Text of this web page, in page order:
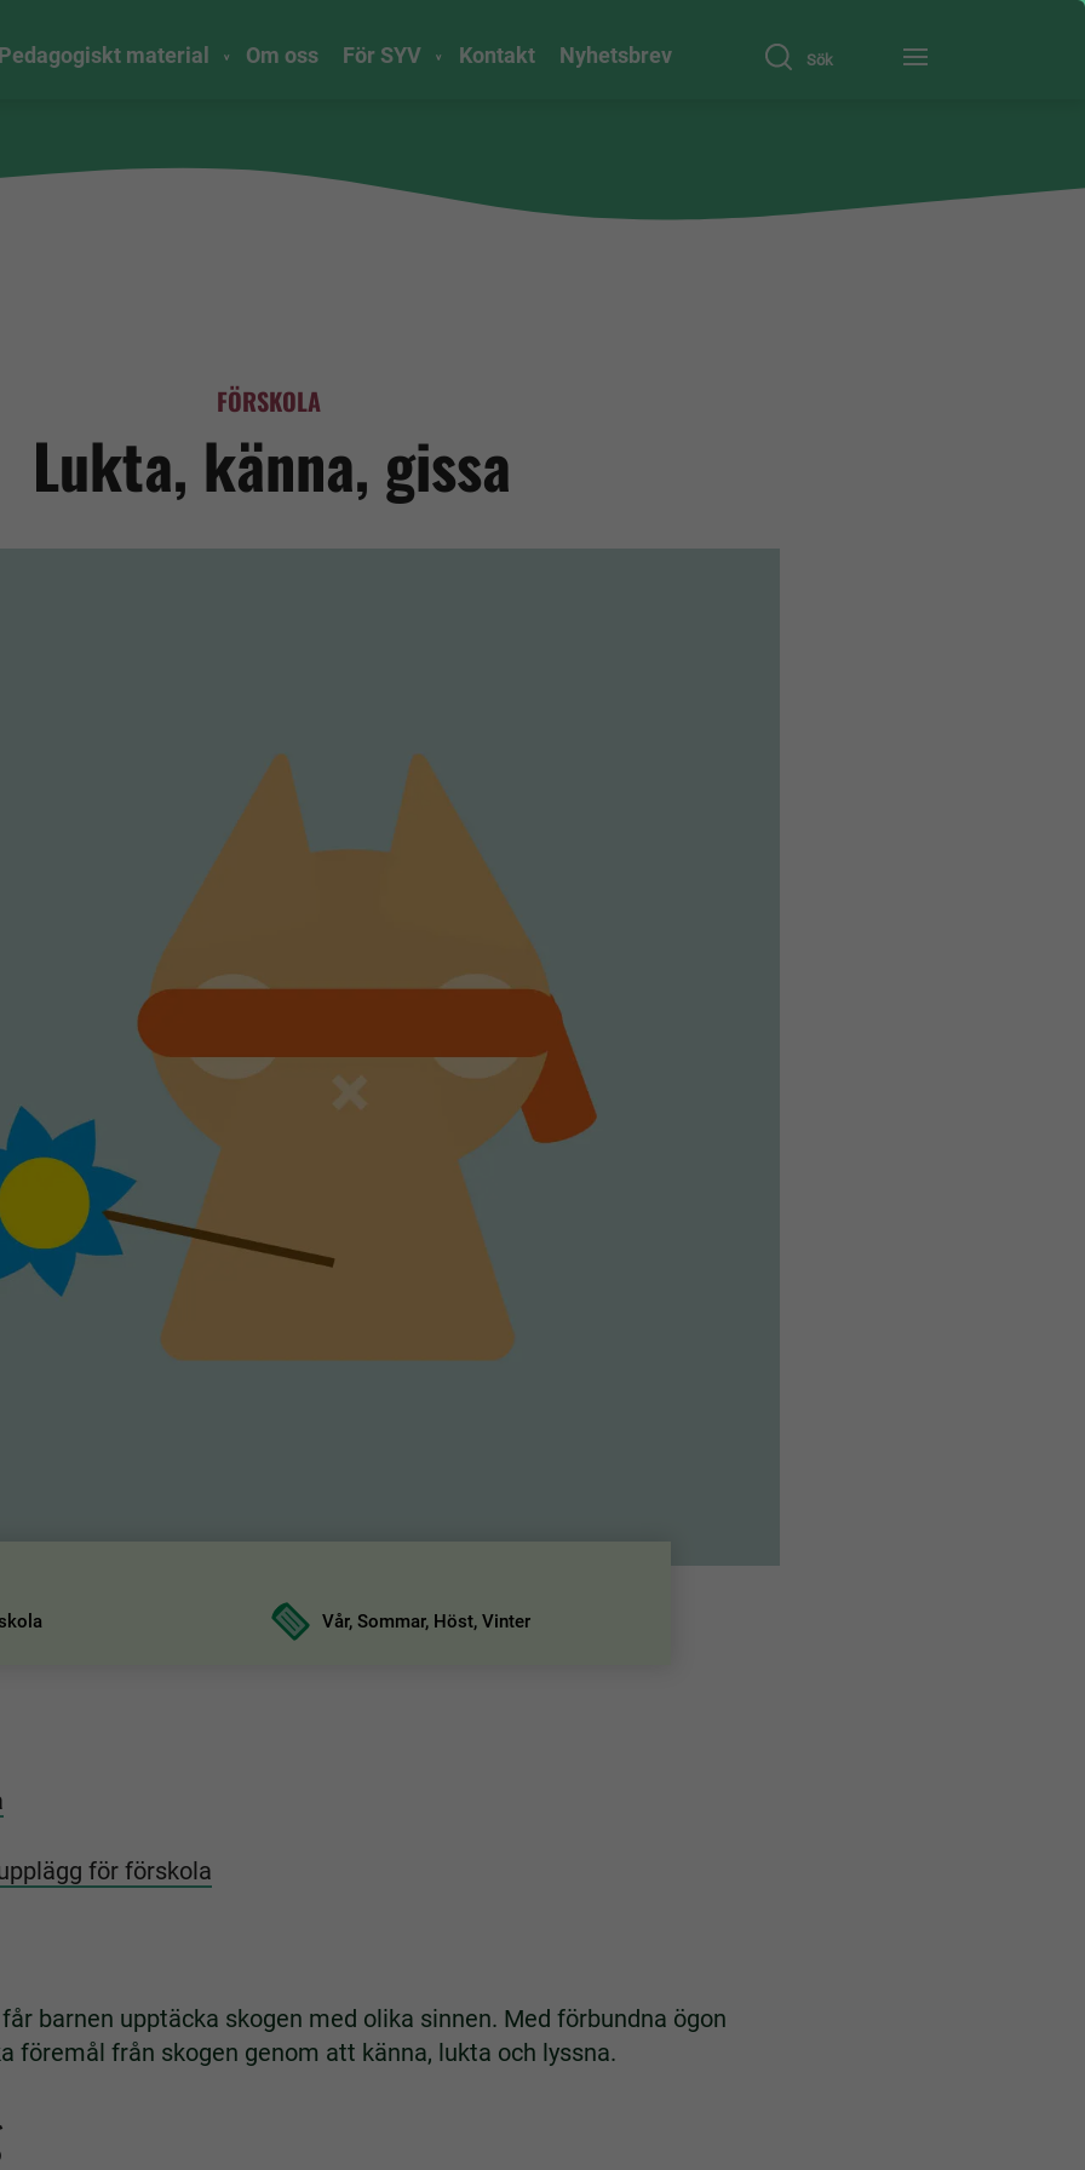
Sök
material Om oss För SYV Kontakt Nyhetsbrev
FÖRSKOLA
Lukta, känna, gissa
Vår, Sommar, Höst, Vinter
för förskola
barnen upptäcka skogen med olika sinnen. Med förbundna ögon
föremål från skogen genom att känna, lukta och lyssna.